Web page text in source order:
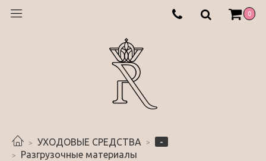
0
УХОДОВЫЕ СРЕДСТВА
-
Разгрузочные материалы